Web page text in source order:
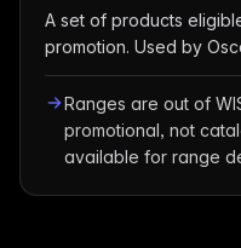
A set of products
promotion. Used by
Ranges are out of
promotional, not
available for range